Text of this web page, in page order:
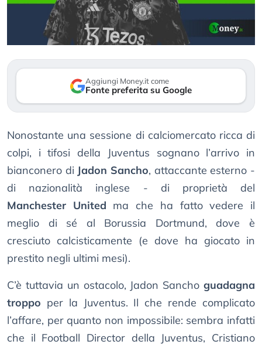
Aggiungi Money.it come
Fonte preferita su Google
Nonostante una sessione di calciomercato ricca di
colpi, i tifosi della Juventus sognano l’arrivo in
bianconero di Jadon Sancho, attaccante esterno -
di nazionalità inglese - di proprietà del
Manchester United ma che ha fatto vedere il
meglio di sé al Borussia Dortmund, dove è
cresciuto calcisticamente (e dove ha giocato in
prestito negli ultimi mesi).
C’è tuttavia un ostacolo, Jadon Sancho guadagna
troppo per la Juventus. Il che rende complicato
l’affare, per quanto non impossibile: sembra infatti
che il Football Director della Juventus, Cristiano